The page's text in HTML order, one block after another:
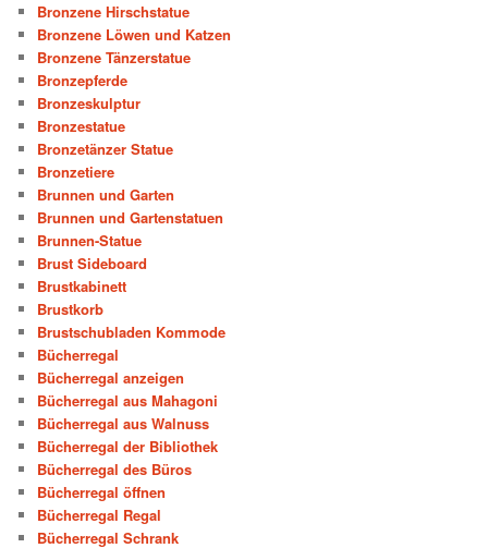
Bronzene Hirschstatue
Bronzene Löwen und Katzen
Bronzene Tänzerstatue
Bronzepferde
Bronzeskulptur
Bronzestatue
Bronzetänzer Statue
Bronzetiere
Brunnen und Garten
Brunnen und Gartenstatuen
Brunnen-Statue
Brust Sideboard
Brustkabinett
Brustkorb
Brustschubladen Kommode
Bücherregal
Bücherregal anzeigen
Bücherregal aus Mahagoni
Bücherregal aus Walnuss
Bücherregal der Bibliothek
Bücherregal des Büros
Bücherregal öffnen
Bücherregal Regal
Bücherregal Schrank